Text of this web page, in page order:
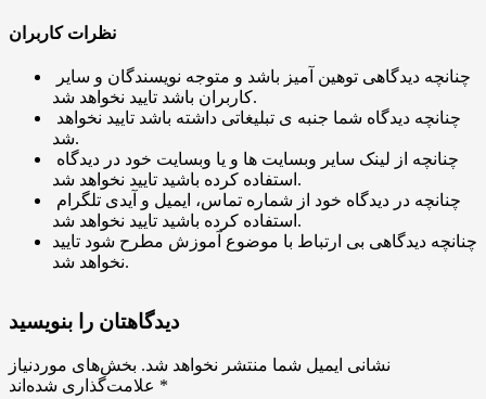
نظرات کاربران
کاربران باشد تایید نخواهد شد.
شد.
استفاده کرده باشید تایید نخواهد شد.
استفاده کرده باشید تایید نخواهد شد.
چنانچه دیدگاهی بی ارتباط با موضوع آموزش مطرح شود تایید
نخواهد شد.
دیدگاهتان را بنویسید
نشانی ایمیل شما منتشر نخواهد شد. بخش‌های موردنیاز
*